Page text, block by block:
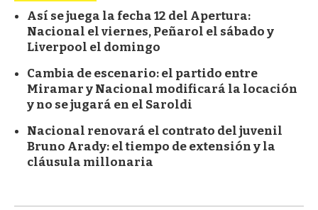
Así se juega la fecha 12 del Apertura:
Nacional el viernes, Peñarol el sábado y
Liverpool el domingo
Cambia de escenario: el partido entre
Miramar y Nacional modificará la locación
y no se jugará en el Saroldi
Nacional renovará el contrato del juvenil
Bruno Arady: el tiempo de extensión y la
cláusula millonaria